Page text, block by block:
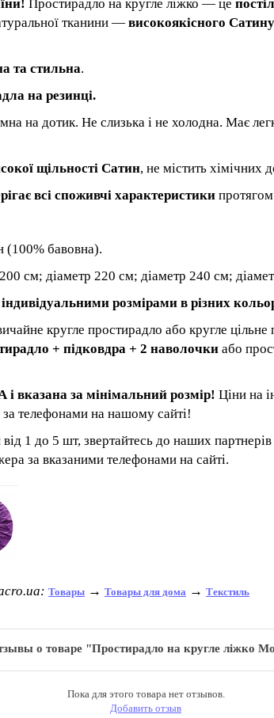
Простирадло на кругле ліжко ― це
тканини ― високоякісного
та стильна.
на резинці.
на дотик. Не слизька і не холодна. Має
щільності Сатин, не містить хімічних
всі споживчі характеристики
(100% бавовна).
см; діаметр 220 см; діаметр 240 см;
розмірами в різних
кругле простирадло або кругле цільне
+ підковдра + 2 наволочки або
вказана за мінімальний розмір! Ціни на
телефонами на нашому сайті!
1 до 5 шт, звертайтесь до наших партнерів
за вказаними телефонами на сайті.
Товары → Товары для дома → Текстиль
о товаре "Простирадло на кругле ліжко
Пока для этого товара нет отзывов.
Добавить отзыв